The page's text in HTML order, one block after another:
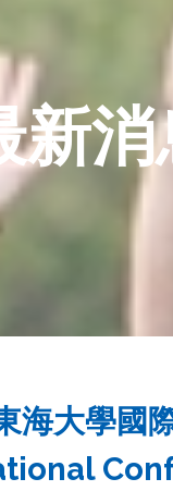
新消
海大學國